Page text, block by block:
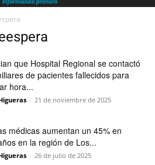
que Hospital Regional se contactó
de pacientes fallecidos para
hora...
- 21 de noviembre de 2025
médicas aumentan un 45% en
en la región de Los...
- 26 de julio de 2025